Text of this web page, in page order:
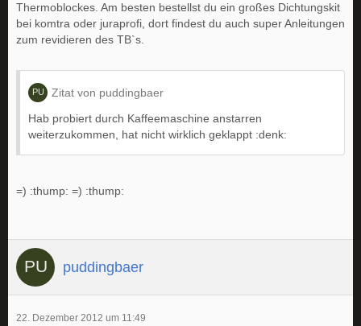
Thermoblockes. Am besten bestellst du ein großes Dichtungskit
bei komtra oder juraprofi, dort findest du auch super Anleitungen
zum revidieren des TB`s.
Zitat von puddingbaer
Hab probiert durch Kaffeemaschine anstarren
weiterzukommen, hat nicht wirklich geklappt :denk:
=) :thump: =) :thump:
puddingbaer
22. Dezember 2012 um 11:49